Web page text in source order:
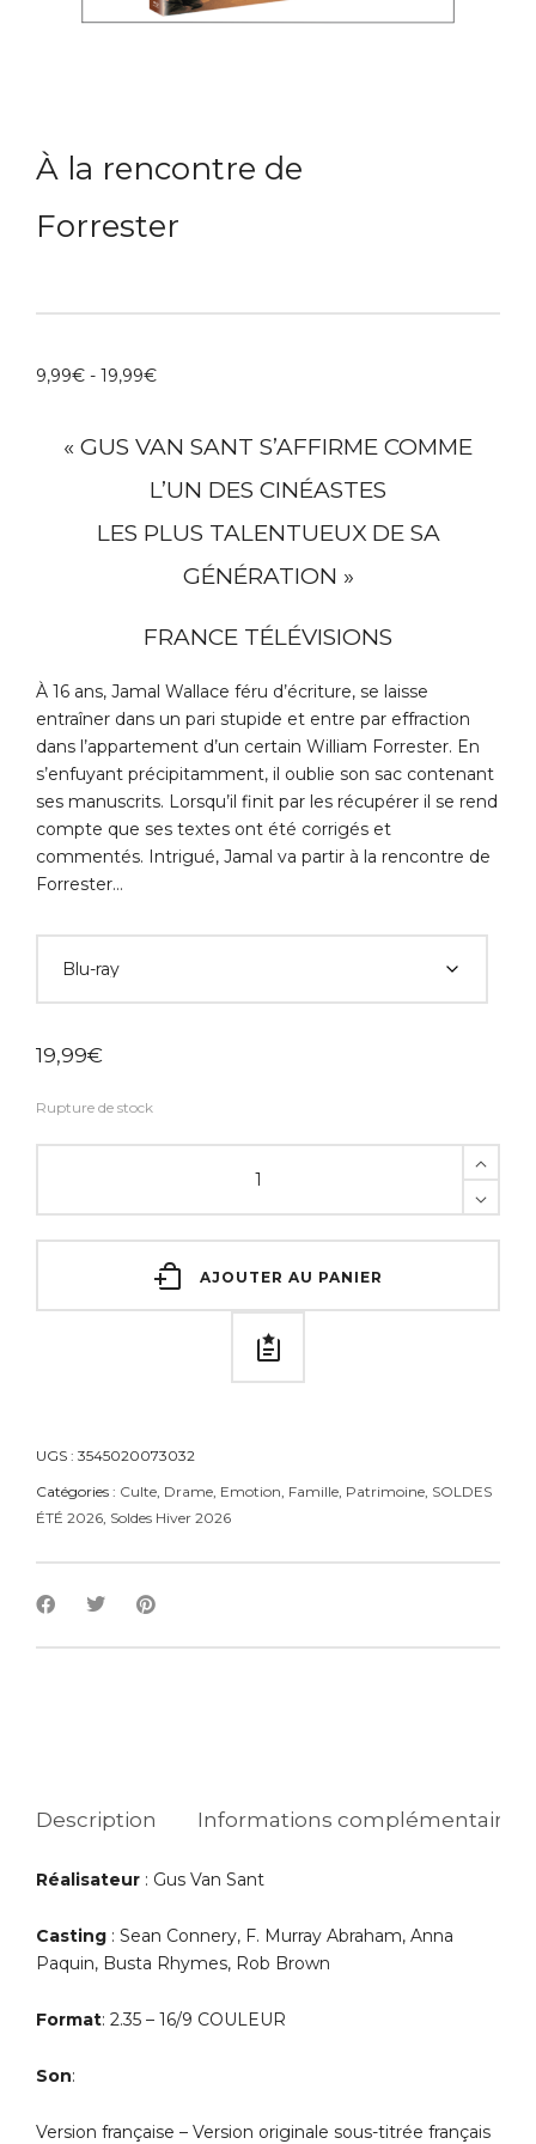
À la rencontre de
Forrester
9,99€ - 19,99€
« GUS VAN SANT S’AFFIRME COMME
L’UN DES CINÉASTES
LES PLUS TALENTUEUX DE SA
GÉNÉRATION »
FRANCE TÉLÉVISIONS
À 16 ans, Jamal Wallace féru d’écriture, se laisse
entraîner dans un pari stupide et entre par effraction
dans l’appartement d’un certain William Forrester. En
s’enfuyant précipitamment, il oublie son sac contenant
ses manuscrits. Lorsqu’il finit par les récupérer il se rend
compte que ses textes ont été corrigés et
commentés. Intrigué, Jamal va partir à la rencontre de
Forrester…
19,99€
Rupture de stock
AJOUTER AU PANIER
UGS : 3545020073032
Catégories : Culte, Drame, Emotion, Famille, Patrimoine, SOLDES
ÉTÉ 2026, Soldes Hiver 2026
Description Informations complémentaires
Réalisateur : Gus Van Sant
Casting : Sean Connery, F. Murray Abraham, Anna
Paquin, Busta Rhymes, Rob Brown
Format: 2.35 – 16/9 COULEUR
Son:
Version française – Version originale sous-titrée français